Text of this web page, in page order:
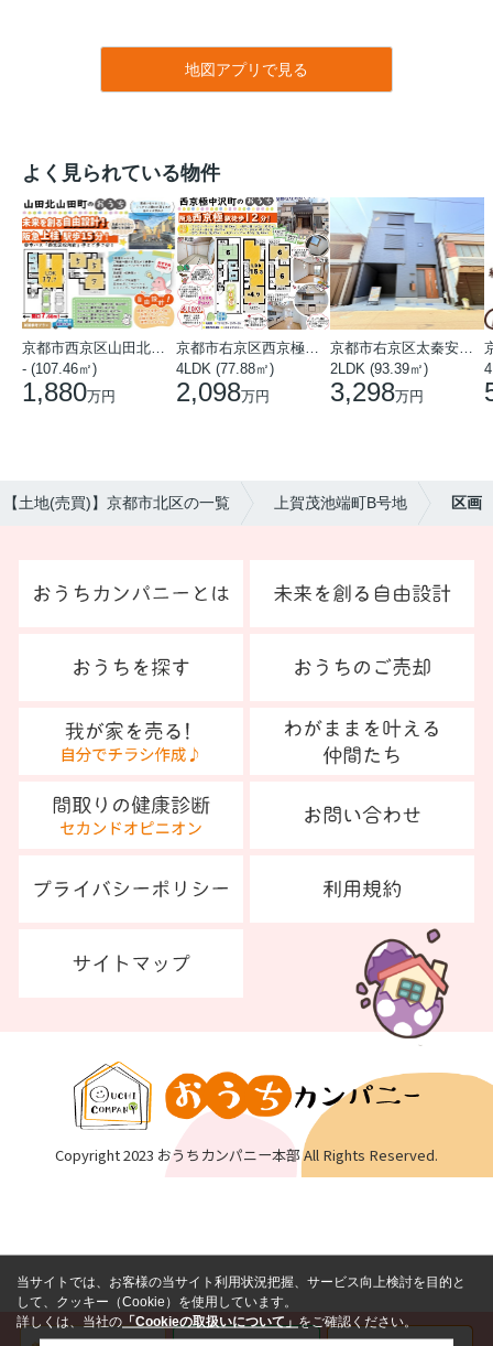
地図アプリで見る
よく見られている物件
- (107.46㎡)
1,880万円
4LDK (77.88㎡)
2,098万円
2LDK (93.39㎡)
3,298万円
【土地(売買)】京都市北区の一覧 上賀茂池端町B号地 区画
Copyright 2023 おうちカンパニー本部 All Rights Reserved.
当サイトでは、お客様の当サイト利用状況把握、サービス向上検討を目的と
して、クッキー（Cookie）を使用しています。
詳しくは、当社の 「Cookieの取扱いについて」をご確認ください。